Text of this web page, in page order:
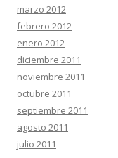
marzo 2012
febrero 2012
enero 2012
diciembre 2011
noviembre 2011
octubre 2011
septiembre 2011
agosto 2011
julio 2011